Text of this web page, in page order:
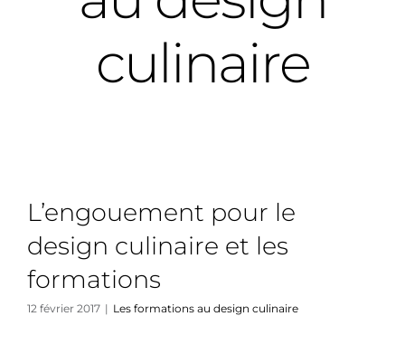
Podcasts
culinaire
L’engouement pour le
design culinaire et les
formations
12 février 2017 | Les formations au design culinaire